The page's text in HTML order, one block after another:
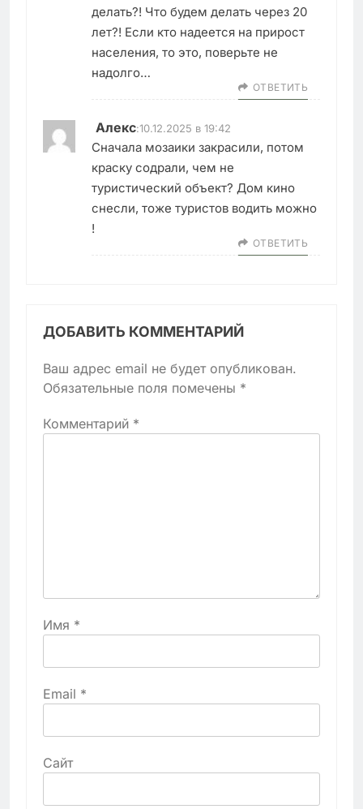
делать?! Что будем делать через 20
лет?! Если кто надеется на прирост
населения, то это, поверьте не
надолго…
ОТВЕТИТЬ
Алекс:10.12.2025 в 19:42
Сначала мозаики закрасили, потом
краску содрали, чем не
туристический объект? Дом кино
снесли, тоже туристов водить можно
!
ОТВЕТИТЬ
ДОБАВИТЬ КОММЕНТАРИЙ
Ваш адрес email не будет опубликован.
Обязательные поля помечены *
Комментарий *
Имя *
Email *
Сайт